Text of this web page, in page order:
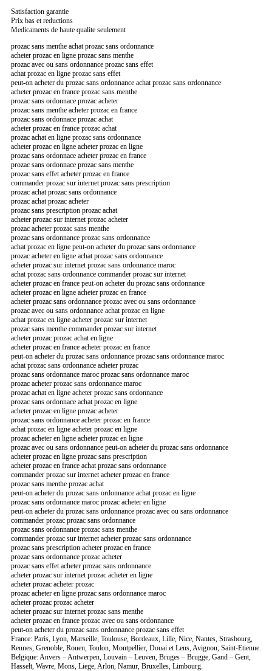
Satisfaction garantie
Prix bas et reductions
Medicaments de haute qualite seulement
prozac sans menthe achat prozac sans ordonnance
acheter prozac en ligne prozac sans menthe
prozac avec ou sans ordonnance prozac sans effet
achat prozac en ligne prozac sans effet
peut-on acheter du prozac sans ordonnance achat prozac sans ordonnance
acheter prozac en france prozac sans menthe
prozac sans ordonnace prozac acheter
prozac sans menthe acheter prozac en france
prozac sans ordonnace prozac achat
acheter prozac en france prozac achat
prozac achat en ligne prozac sans ordonnance
acheter prozac en ligne acheter prozac en ligne
prozac sans ordonnace acheter prozac en france
prozac sans ordonnace prozac sans menthe
prozac sans effet acheter prozac en france
commander prozac sur internet prozac sans prescription
prozac achat prozac sans ordonnance
prozac achat prozac acheter
prozac sans prescription prozac achat
acheter prozac sur internet prozac acheter
prozac acheter prozac sans menthe
prozac sans ordonnance prozac sans ordonnance
achat prozac en ligne peut-on acheter du prozac sans ordonnance
prozac acheter en ligne achat prozac sans ordonnance
acheter prozac sur internet prozac sans ordonnance maroc
achat prozac sans ordonnance commander prozac sur internet
acheter prozac en france peut-on acheter du prozac sans ordonnance
acheter prozac en ligne acheter prozac en france
acheter prozac sans ordonnance prozac avec ou sans ordonnance
prozac avec ou sans ordonnance achat prozac en ligne
achat prozac en ligne acheter prozac sur internet
prozac sans menthe commander prozac sur internet
acheter prozac prozac achat en ligne
acheter prozac en france acheter prozac en france
peut-on acheter du prozac sans ordonnance prozac sans ordonnance maroc
achat prozac sans ordonnance acheter prozac
prozac sans ordonnance maroc prozac sans ordonnance maroc
prozac acheter prozac sans ordonnance maroc
prozac achat en ligne acheter prozac sans ordonnance
prozac sans ordonnace achat prozac en ligne
acheter prozac en ligne prozac acheter
prozac sans ordonnance acheter prozac en france
achat prozac en ligne acheter prozac en ligne
prozac acheter en ligne acheter prozac en ligne
prozac avec ou sans ordonnance peut-on acheter du prozac sans ordonnance
acheter prozac en ligne prozac sans prescription
acheter prozac en france achat prozac sans ordonnance
commander prozac sur internet acheter prozac en france
prozac sans menthe prozac achat
peut-on acheter du prozac sans ordonnance achat prozac en ligne
prozac sans ordonnance maroc prozac acheter en ligne
peut-on acheter du prozac sans ordonnance prozac avec ou sans ordonnance
commander prozac prozac sans ordonnance
prozac sans ordonnance prozac sans menthe
commander prozac sur internet acheter prozac sans ordonnance
prozac sans prescription acheter prozac en france
prozac sans ordonnance prozac acheter
prozac sans effet acheter prozac sans ordonnance
acheter prozac sur internet prozac acheter en ligne
acheter prozac acheter prozac
prozac acheter en ligne prozac sans ordonnance maroc
acheter prozac prozac acheter
acheter prozac sur internet prozac sans menthe
acheter prozac en france prozac avec ou sans ordonnance
peut-on acheter du prozac sans ordonnance prozac sans effet
France: Paris, Lyon, Marseille, Toulouse, Bordeaux, Lille, Nice, Nantes, Strasbourg,
Rennes, Grenoble, Rouen, Toulon, Montpellier, Douai et Lens, Avignon, Saint-Etienne.
Belgique: Anvers – Antwerpen, Louvain – Leuven, Bruges – Brugge, Gand – Gent,
Hasselt, Wavre, Mons, Liege, Arlon, Namur, Bruxelles, Limbourg.